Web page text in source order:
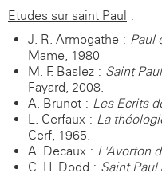
Etudes sur saint Paul :
J. R. Armogathe : Paul
Mame, 1980
M. F. Baslez : Saint
Fayard, 2008.
A. Brunot : Les Ecrits
L. Cerfaux : La
Cerf, 1965.
A. Decaux : L'Avorton
C. H. Dodd : Saint Paul